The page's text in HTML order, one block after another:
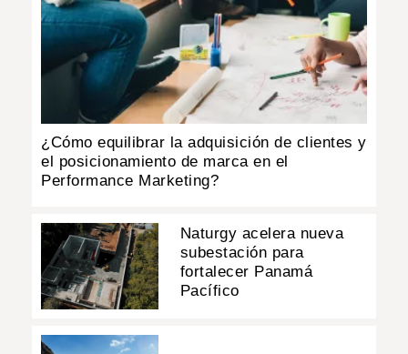
¿Cómo equilibrar la adquisición de clientes y
el posicionamiento de marca en el
Performance Marketing?
Naturgy acelera nueva
subestación para
fortalecer Panamá
Pacífico